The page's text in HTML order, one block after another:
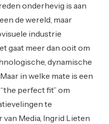
onderhevig is aan
de wereld, maar
industrie
gaat meer dan ooit om
dynamische
in welke mate is een
perfect fit” om
te
Media, Ingrid Lieten